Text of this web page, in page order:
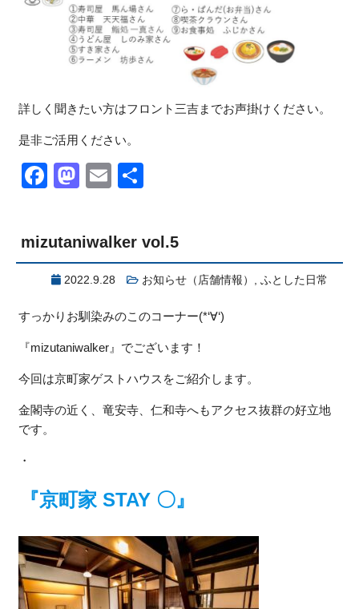
詳しく聞きたい方はフロント三吉までお声掛けください。
是非ご活用ください。
Facebook
Mastodon
Email
mizutaniwalker vol.5
2022.9.28 お知らせ（店舗情報） ,ふとした日常
すっかりお馴染みのこのコーナー(*‘∀‘)
『mizutaniwalker』でございます！
今回は京町家ゲストハウスをご紹介します。
金閣寺の近く、竜安寺、仁和寺へもアクセス抜群の好立地
です。
・
『京町家 STAY 〇』